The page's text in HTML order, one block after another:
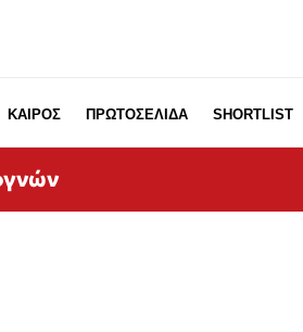
ΚΑΙΡΟΣ ΠΡΩΤΟΣΕΛΙΔΑ SHORTLIST